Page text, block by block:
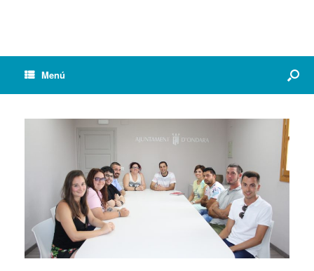
Menú